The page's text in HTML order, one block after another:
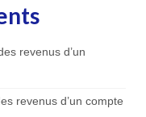
revenus d’un
revenus d’un compte